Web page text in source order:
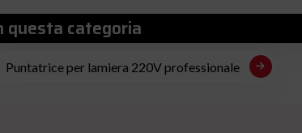
categoria
Puntatrice per lamiera 220V professionale